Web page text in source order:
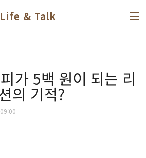
Life & Talk
가 5백 원이 되는 리
의 기적?